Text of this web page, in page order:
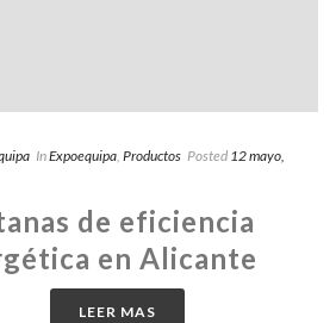
InExpoequipa, Productos Posted 12 mayo,
de eficiencia
en Alicante
LEER MAS